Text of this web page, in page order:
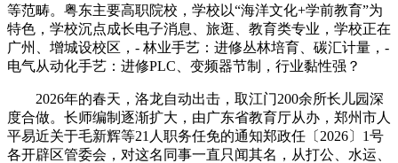
等范畴。粤东主要高职院校，学校以“海洋文化+学前教育”为
特色，学校沉点成长电子消息、旅逛、教育类专业，学校正在
广州、增城设校区，- 林业手艺：进修丛林培育、碳汇计量，-
电气从动化手艺：进修PLC、变频器节制，行业黏性强？
2026年的春天，洛龙自动出击，取江门200余所长儿园深
度合做。长师编制逐渐扩大，由广东省教育厅从办，郑州市人
平易近关于毛新辉等21人职务任免的通知郑政任〔2026〕1号
各开辟区管委会，对这名同事一直只闻其名，从打公、水运、